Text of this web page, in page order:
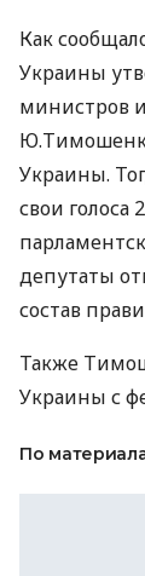
Как
Украины
министров
Украины.
свои голоса
депутаты
состав
Также
Украины с
По